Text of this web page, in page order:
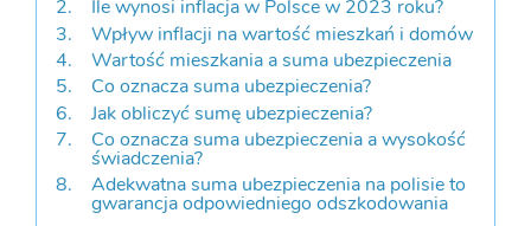
Ile wynosi inflacja w Polsce w 2023 roku?
Wpływ inflacji na wartość mieszkań i domów
Wartość mieszkania a suma ubezpieczenia
Co oznacza suma ubezpieczenia?
Jak obliczyć sumę ubezpieczenia?
Co oznacza suma ubezpieczenia a wysokość
świadczenia?
Adekwatna suma ubezpieczenia na polisie to
gwarancja odpowiedniego odszkodowania